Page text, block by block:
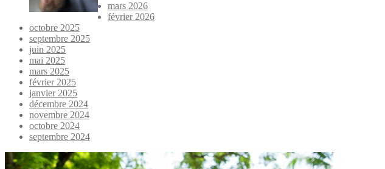
mars 2026
février 2026
octobre 2025
septembre 2025
juin 2025
mai 2025
mars 2025
février 2025
janvier 2025
décembre 2024
novembre 2024
octobre 2024
septembre 2024